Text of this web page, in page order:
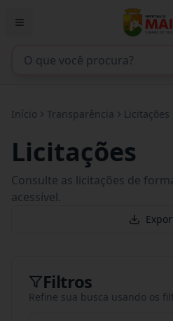
Início Transparência Licitações
Licitações
Consulte as licitações de
acessível.
Filtros
Refine sua busca usando os